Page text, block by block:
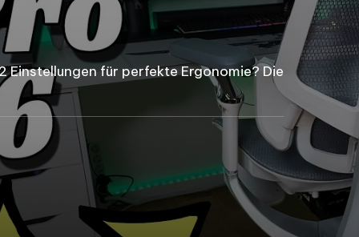
für perfekte Ergonomie? Die